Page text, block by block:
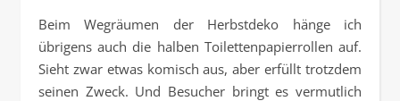
Beim Wegräumen der Herbstdeko hänge ich
übrigens auch die halben Toilettenpapierrollen auf.
Sieht zwar etwas komisch aus, aber erfüllt trotzdem
seinen Zweck. Und Besucher bringt es vermutlich